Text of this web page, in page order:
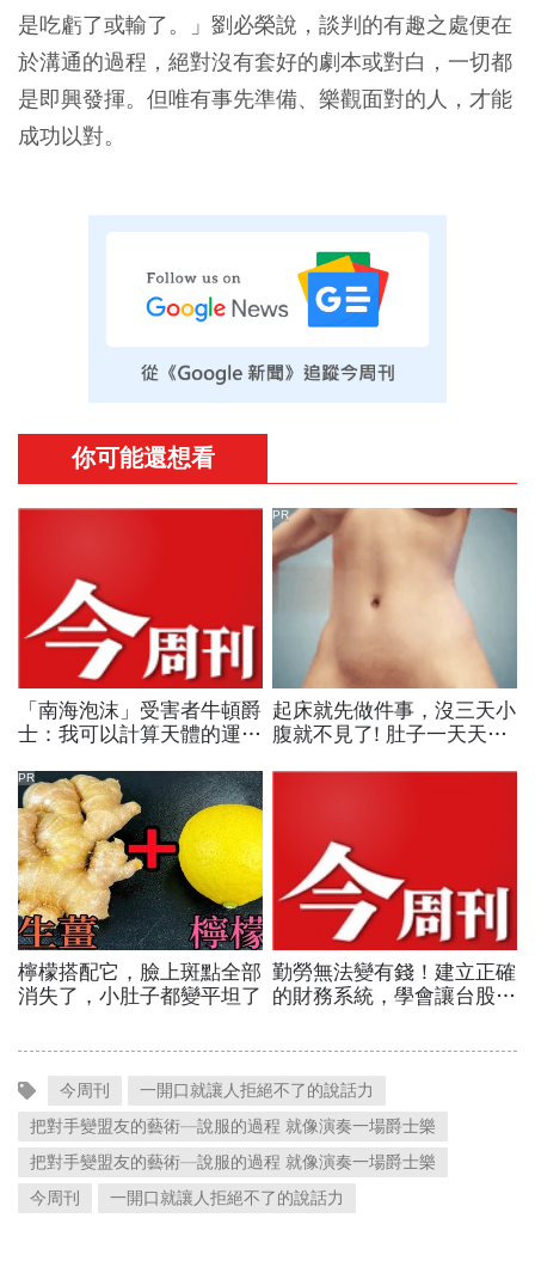
是吃虧了或輸了。」劉必榮說，談判的有趣之處便在
於溝通的過程，絕對沒有套好的劇本或對白，一切都
是即興發揮。但唯有事先準備、樂觀面對的人，才能
成功以對。
今周刊
一開口就讓人拒絕不了的說話力
把對手變盟友的藝術—說服的過程 就像演奏一場爵士樂
把對手變盟友的藝術—說服的過程 就像演奏一場爵士樂
今周刊
一開口就讓人拒絕不了的說話力